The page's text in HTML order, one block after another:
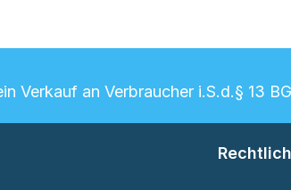
an Verbraucher i.S.d.§ 13